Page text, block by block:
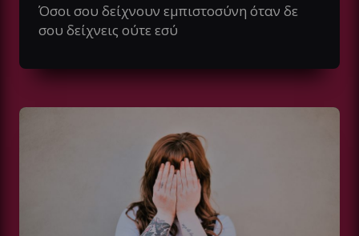
Όσοι σου δείχνουν εμπιστοσύνη όταν δε
σου δείχνεις ούτε εσύ